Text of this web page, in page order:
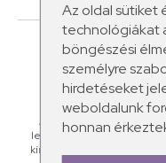
Az oldal sütiket
technológiákat
böngészési
személyre
hirdetéseket
weboldalunk
honnan
A Schüssler Natur
legértékesebb ásványi
kínálnak megoldást: legyen